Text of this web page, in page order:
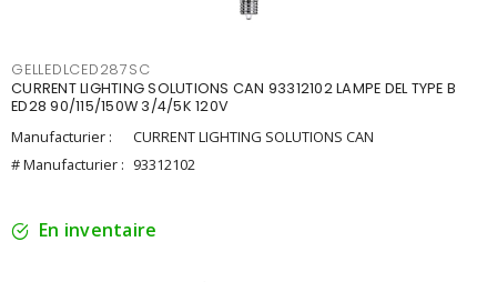
GELLEDLCED287SC
CURRENT LIGHTING SOLUTIONS CAN 93312102 LAMPE DEL TYPE B
ED28 90/115/150W 3/4/5K 120V
Manufacturier :
CURRENT LIGHTING SOLUTIONS CAN
# Manufacturier : 93312102
En inventaire